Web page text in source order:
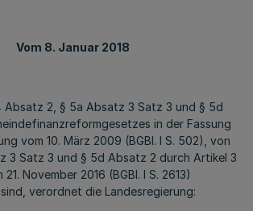
Vom 8. Januar 2018
Absatz 2, § 5a Absatz 3 Satz 3 und § 5d
in der Fassung
vom 10. März 2009 (BGBl. I S. 502), von
3 Satz 3 und § 5d Absatz 2 durch Artikel 3
November 2016 (BGBl. I S. 2613)
verordnet die Landesregierung: